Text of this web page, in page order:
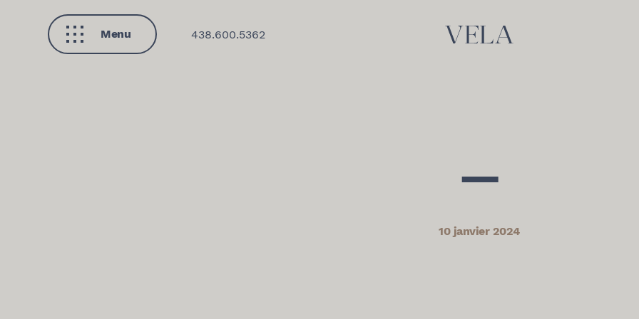
Menu
Fermer
438.600.5362
—
10 janvier 2024